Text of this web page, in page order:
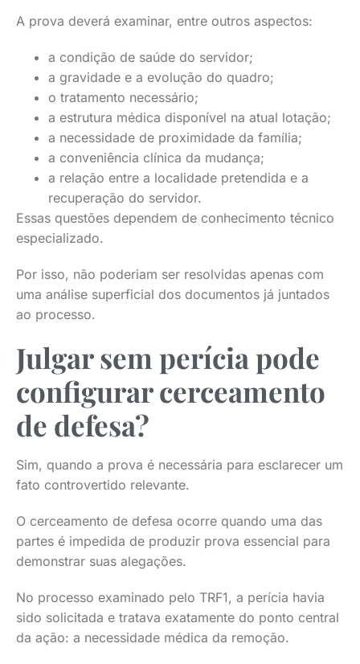
A prova deverá examinar, entre outros aspectos:
a condição de saúde do servidor;
a gravidade e a evolução do quadro;
o tratamento necessário;
a estrutura médica disponível na atual lotação;
a necessidade de proximidade da família;
a conveniência clínica da mudança;
a relação entre a localidade pretendida e a
recuperação do servidor.
Essas questões dependem de conhecimento técnico
especializado.
Por isso, não poderiam ser resolvidas apenas com
uma análise superficial dos documentos já juntados
ao processo.
Julgar sem perícia pode
configurar cerceamento
de defesa?
Sim, quando a prova é necessária para esclarecer um
fato controvertido relevante.
O cerceamento de defesa ocorre quando uma das
partes é impedida de produzir prova essencial para
demonstrar suas alegações.
No processo examinado pelo TRF1, a perícia havia
sido solicitada e tratava exatamente do ponto central
da ação: a necessidade médica da remoção.